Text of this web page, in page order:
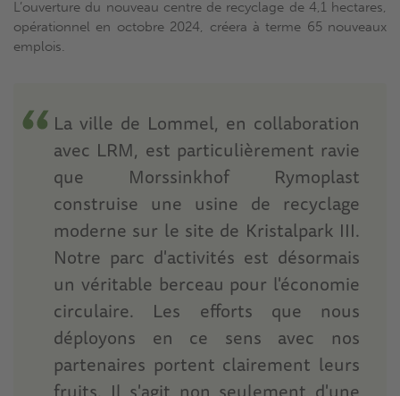
L’ouverture du nouveau centre de recyclage de 4,1 hectares,
opérationnel en octobre 2024, créera à terme 65 nouveaux
emplois.
La ville de Lommel, en collaboration
avec LRM, est particulièrement ravie
que Morssinkhof Rymoplast
construise une usine de recyclage
moderne sur le site de Kristalpark III.
Notre parc d'activités est désormais
un véritable berceau pour l'économie
circulaire. Les efforts que nous
déployons en ce sens avec nos
partenaires portent clairement leurs